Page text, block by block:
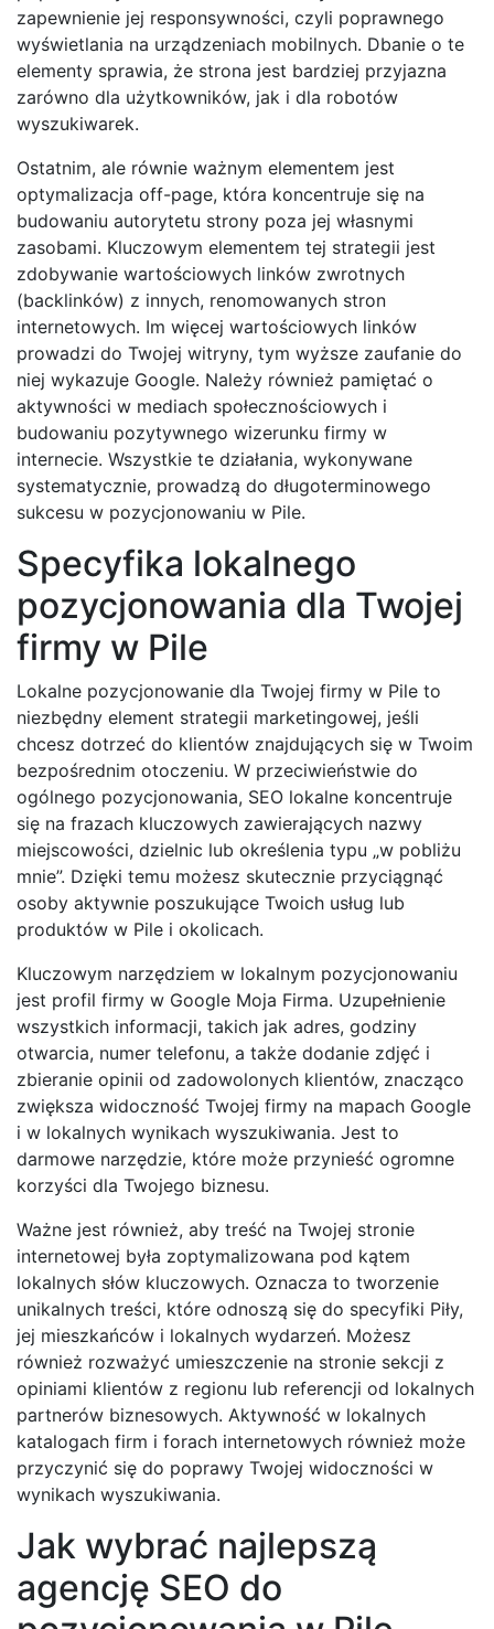
zapewnienie jej responsywności, czyli poprawnego
wyświetlania na urządzeniach mobilnych. Dbanie o te
elementy sprawia, że strona jest bardziej przyjazna
zarówno dla użytkowników, jak i dla robotów
wyszukiwarek.
Ostatnim, ale równie ważnym elementem jest
optymalizacja off-page, która koncentruje się na
budowaniu autorytetu strony poza jej własnymi
zasobami. Kluczowym elementem tej strategii jest
zdobywanie wartościowych linków zwrotnych
(backlinków) z innych, renomowanych stron
internetowych. Im więcej wartościowych linków
prowadzi do Twojej witryny, tym wyższe zaufanie do
niej wykazuje Google. Należy również pamiętać o
aktywności w mediach społecznościowych i
budowaniu pozytywnego wizerunku firmy w
internecie. Wszystkie te działania, wykonywane
systematycznie, prowadzą do długoterminowego
sukcesu w pozycjonowaniu w Pile.
Specyfika lokalnego
pozycjonowania dla Twojej
firmy w Pile
Lokalne pozycjonowanie dla Twojej firmy w Pile to
niezbędny element strategii marketingowej, jeśli
chcesz dotrzeć do klientów znajdujących się w Twoim
bezpośrednim otoczeniu. W przeciwieństwie do
ogólnego pozycjonowania, SEO lokalne koncentruje
się na frazach kluczowych zawierających nazwy
miejscowości, dzielnic lub określenia typu „w pobliżu
mnie”. Dzięki temu możesz skutecznie przyciągnąć
osoby aktywnie poszukujące Twoich usług lub
produktów w Pile i okolicach.
Kluczowym narzędziem w lokalnym pozycjonowaniu
jest profil firmy w Google Moja Firma. Uzupełnienie
wszystkich informacji, takich jak adres, godziny
otwarcia, numer telefonu, a także dodanie zdjęć i
zbieranie opinii od zadowolonych klientów, znacząco
zwiększa widoczność Twojej firmy na mapach Google
i w lokalnych wynikach wyszukiwania. Jest to
darmowe narzędzie, które może przynieść ogromne
korzyści dla Twojego biznesu.
Ważne jest również, aby treść na Twojej stronie
internetowej była zoptymalizowana pod kątem
lokalnych słów kluczowych. Oznacza to tworzenie
unikalnych treści, które odnoszą się do specyfiki Piły,
jej mieszkańców i lokalnych wydarzeń. Możesz
również rozważyć umieszczenie na stronie sekcji z
opiniami klientów z regionu lub referencji od lokalnych
partnerów biznesowych. Aktywność w lokalnych
katalogach firm i forach internetowych również może
przyczynić się do poprawy Twojej widoczności w
wynikach wyszukiwania.
Jak wybrać najlepszą
agencję SEO do